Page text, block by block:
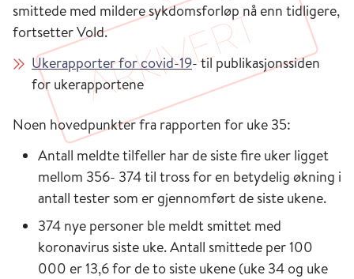
smittede med mildere sykdomsforløp nå enn tidligere,
fortsetter Vold.
Ukerapporter for covid-19- til publikasjonssiden
for ukerapportene
Noen hovedpunkter fra rapporten for uke 35:
Antall meldte tilfeller har de siste fire uker ligget
mellom 356- 374 til tross for en betydelig økning i
antall tester som er gjennomført de siste ukene.
374 nye personer ble meldt smittet med
koronavirus siste uke. Antall smittede per 100
000 er 13,6 for de to siste ukene (uke 34 og uke